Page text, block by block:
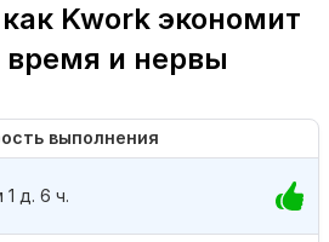
Kwork экономит
время и нервы
выполнения
д. 6 ч.